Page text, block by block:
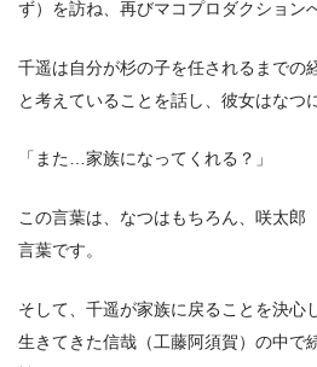
ず）を訪ね、再びマコプロダクション
千遥は自分が杉の子を任されるまでの
と考えていることを話し、彼女はなつ
「また…家族になってくれる？」
この言葉は、なつはもちろん、咲太郎
言葉です。
そして、千遥が家族に戻ることを決心
生きてきた信哉（工藤阿須賀）の中で